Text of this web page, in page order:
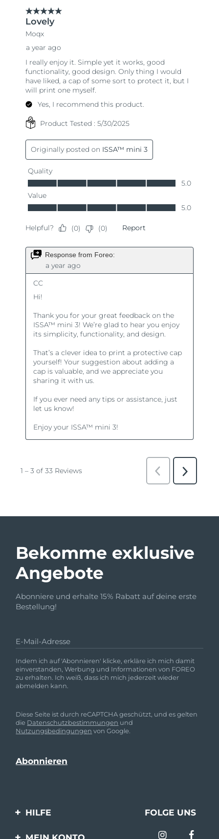
Bekomme exklusive
Angebote
Abonniere und erhalte 15% Rabatt auf deine erste
Bestellung!
E-Mail-Adresse
Indem ich auf 'Abonnieren' klicke, erkläre ich mich damit
einverstanden, Werbung und Informationen von FOREO
zu erhalten. Ich weiß, dass ich mich jederzeit wieder
abmelden kann.
Diese Seite ist durch reCAPTCHA geschützt, und es gelten
die Datenschutzbestimmungen und
Nutzungsbedingungen von Google.
HILFE
Kontaktiere uns
FOLGE UNS